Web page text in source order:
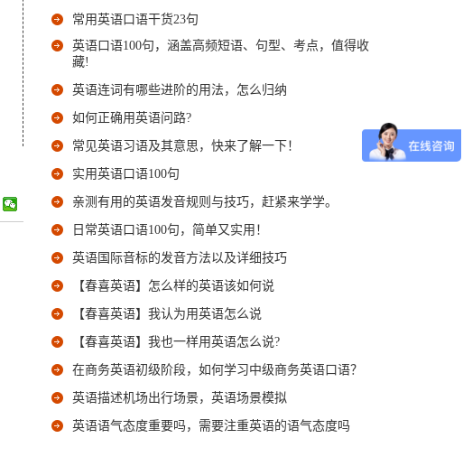
常用英语口语干货23句
英语口语100句，涵盖高频短语、句型、考点，值得收
藏!
英语连词有哪些进阶的用法，怎么归纳
如何正确用英语问路?
常见英语习语及其意思，快来了解一下！
实用英语口语100句
亲测有用的英语发音规则与技巧，赶紧来学学。
日常英语口语100句，简单又实用！
英语国际音标的发音方法以及详细技巧
【春喜英语】怎么样的英语该如何说
【春喜英语】我认为用英语怎么说
【春喜英语】我也一样用英语怎么说?
在商务英语初级阶段，如何学习中级商务英语口语？
英语描述机场出行场景，英语场景模拟
英语语气态度重要吗，需要注重英语的语气态度吗